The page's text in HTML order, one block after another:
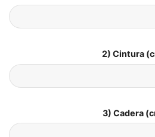
2) Cintura
3) Cadera